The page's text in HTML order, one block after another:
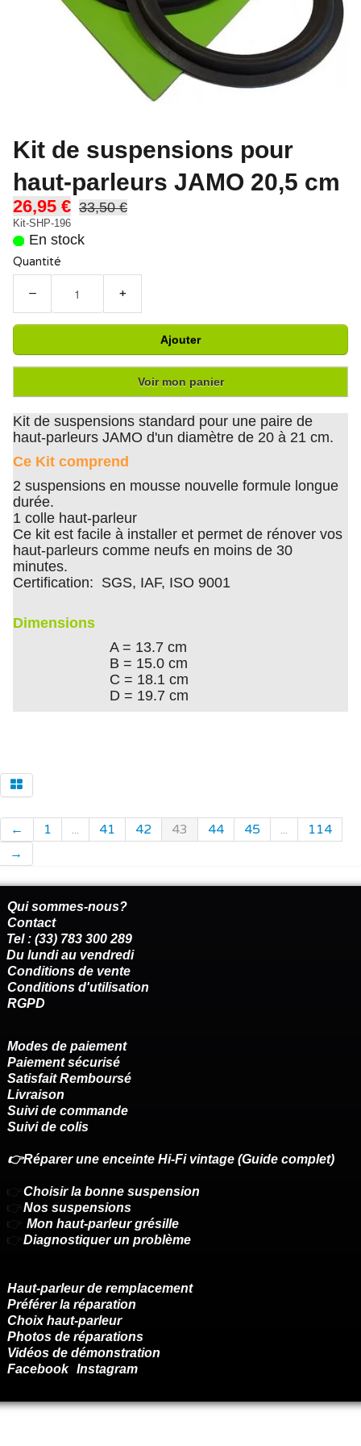
Kit de suspensions pour
haut-parleurs JAMO 20,5 cm
26,95 € 33,50 €
Kit-SHP-196
En stock
Quantité
− +
Ajouter
Voir mon panier
Kit de suspensions standard pour une paire de
haut-parleurs JAMO d'un diamètre de 20 à 21 cm.
Ce Kit comprend
2 suspensions en mousse nouvelle formule longue
durée.
1 colle haut-parleur
Ce kit est facile à installer et permet de rénover vos
haut-parleurs comme neufs en moins de 30
minutes.
Certification: SGS, IAF, ISO 9001
Dimensions
A = 13.7 cm
B = 15.0 cm
C = 18.1 cm
D = 19.7 cm
← 1 ... 41 42 43 44 45 ...
114
→
Qui sommes-nous?
Contact
Tel : (33) 783 300 289
Du lundi au vendredi
Conditions de vente
Conditions d'utilisation
RGPD
Modes de paiement
Paiement sécurisé
Satisfait Remboursé
Livraison
Suivi de commande
Suivi de colis
👉Réparer une enceinte Hi-Fi vintage (Guide complet)
👉 Choisir la bonne suspension
👉 Nos suspensions
👉 Mon haut-parleur grésille
👉 Diagnostiquer un problème
Haut-parleur de remplacement
Préférer la réparation
Choix haut-parleur
Photos de réparations
Vidéos de démonstration
Facebook Instagram